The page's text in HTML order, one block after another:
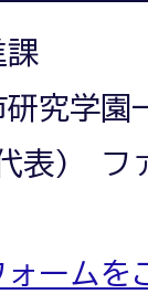
究学園
表) フ
ームを